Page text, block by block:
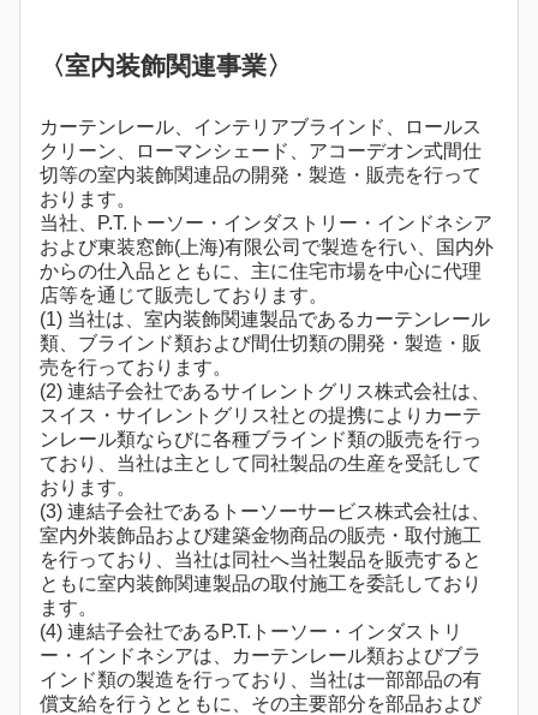
〈室内装飾関連事業〉
カーテンレール、インテリアブラインド、ロールス
クリーン、ローマンシェード、アコーデオン式間仕
切等の室内装飾関連品の開発・製造・販売を行って
おります。
当社、P.T.トーソー・インダストリー・インドネシア
および東装窓飾(上海)有限公司で製造を行い、国内外
からの仕入品とともに、主に住宅市場を中心に代理
店等を通じて販売しております。
(1) 当社は、室内装飾関連製品であるカーテンレール
類、ブラインド類および間仕切類の開発・製造・販
売を行っております。
(2) 連結子会社であるサイレントグリス株式会社は、
スイス・サイレントグリス社との提携によりカーテ
ンレール類ならびに各種ブラインド類の販売を行っ
ており、当社は主として同社製品の生産を受託して
おります。
(3) 連結子会社であるトーソーサービス株式会社は、
室内外装飾品および建築金物商品の販売・取付施工
を行っており、当社は同社へ当社製品を販売すると
ともに室内装飾関連製品の取付施工を委託しており
ます。
(4) 連結子会社であるP.T.トーソー・インダストリ
ー・インドネシアは、カーテンレール類およびブラ
インド類の製造を行っており、当社は一部部品の有
償支給を行うとともに、その主要部分を部品および